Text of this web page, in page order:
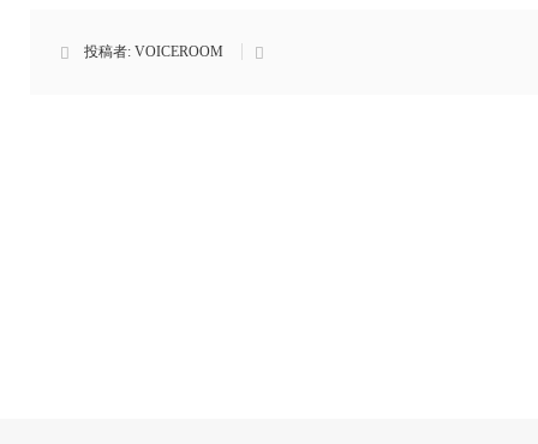
投稿者: VOICEROOM